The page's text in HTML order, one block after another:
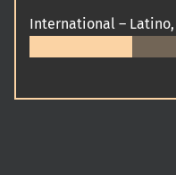
International –